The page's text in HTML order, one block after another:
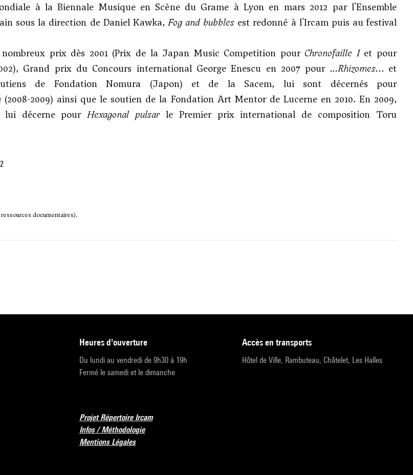
à la Biennale Musique en Scène du Grame à Lyon en mars 2012 par l'Ensemble
sous la direction de Daniel Kawka, Fog and bubbles est redonné à l'Ircam puis au festival
prix dès 2001 (Prix de la Japan Music Competition pourChronofaille Iet pour
Grand prix du Concours international George Enescu en 2007 pour ...Rhizomes… et
de Fondation Nomura (Japon) et de la Sacem, lui sont décernés pour
(2008-2009) ainsi que le soutien de la Fondation Art Mentor de Lucerne en 2010. En 2009,
décerne pourHexagonal pulsarle Premier prix international de composition Toru
documentaires).
heures d'ouverture
Du lundi au vendredi de 9h30 à 19h
Fermé le samedi et le dimanche
accès en transports
Hôtel de Ville, Rambuteau, Châtelet, Les Halles
Projet Répertoire Ircam
Infos / Méthodologie
Mentions Légales